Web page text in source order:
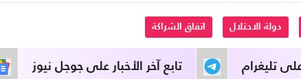
دولة الاحتلال اتفاق الشراكة
تابع آخر الأخبار على جوجل نيوز تليغرام